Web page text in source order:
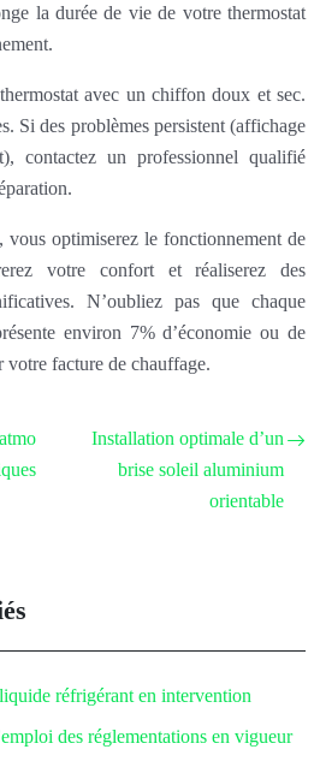
la durée de vie de votre thermostat
avec un chiffon doux et sec.
Si des problèmes persistent (affichage
contactez un professionnel qualifié
vous optimiserez le fonctionnement de
votre confort et réaliserez des
N’oubliez pas que chaque
environ 7% d’économie ou de
votre facture de chauffage.
Installation optimale d’un
brise soleil aluminium
orientable
réfrigérant en intervention
des réglementations en vigueur